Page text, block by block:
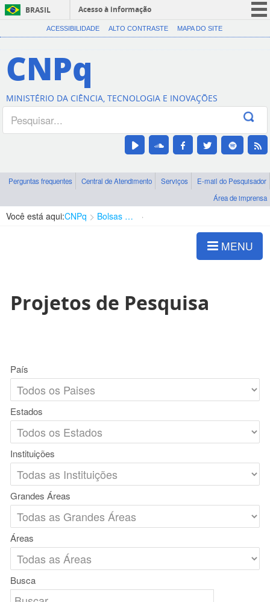
BRASIL
Acesso à informação
CORONAVÍRUS (COVID-19)
Canais
ACESSIBILIDADE ALTO CONTRASTE MAPA DO SITE
CNPq
MINISTÉRIO DA CIÊNCIA, TECNOLOGIA E INOVAÇÕES
Perguntas frequentes Central de Atendimento Serviços
E-mail do Pesquisador
Área de imprensa
Você está aqui:CNPq Bolsas e Auxílios Vigentes
MENU
Projetos de Pesquisa
País
Estados
Instituições
Grandes Áreas
Áreas
Busca